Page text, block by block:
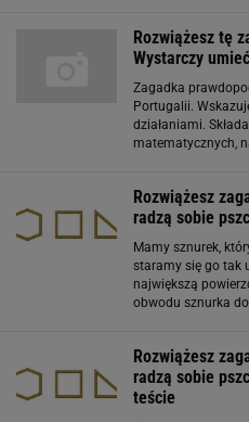
Rozwiążesz tę
Wystarczy
Zagadka
Portugalii.
działaniami.
matematycznych,
Rozwiążesz
radzą sobie
Mamy sznurek,
staramy się go tak
największą
obwodu sznurka
Rozwiążesz
radzą sobie
teście